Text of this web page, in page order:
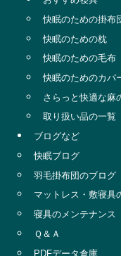
快眠のための掛布
快眠のための枕
快眠のための毛布
快眠のためのカバ
さらっと快適な麻
取り扱い品の一覧
ブログなど
快眠ブログ
羽毛掛布団のブログ
マットレス・敷寝具
寝具のメンテナンス
Ｑ＆Ａ
PDFデータ倉庫